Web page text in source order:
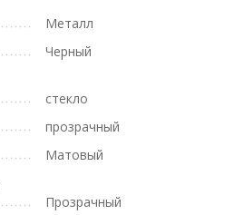
Металл
Черный
стекло
прозрачный
Матовый
Прозрачный